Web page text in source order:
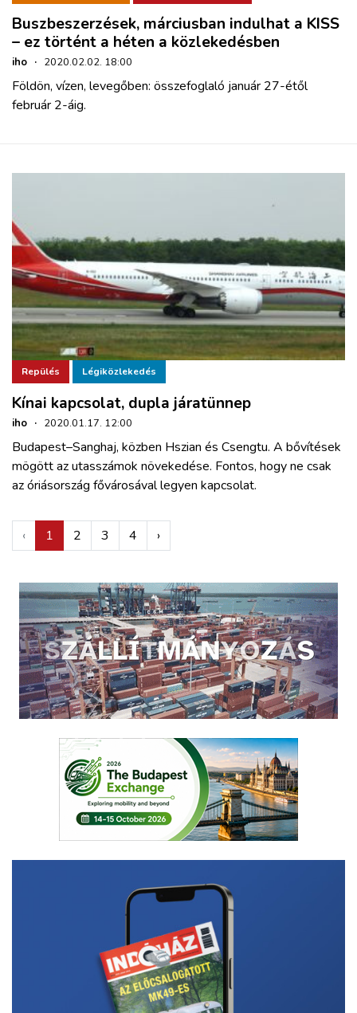
Buszbeszerzések, márciusban indulhat a KISS
– ez történt a héten a közlekedésben
iho · 2020.02.02. 18:00
Földön, vízen, levegőben: összefoglaló január 27-étől
február 2-áig.
Repülés Légiközlekedés
Kínai kapcsolat, dupla járatünnep
iho · 2020.01.17. 12:00
Budapest–Sanghaj, közben Hszian és Csengtu. A bővítések
mögött az utasszámok növekedése. Fontos, hogy ne csak
az óriásország fővárosával legyen kapcsolat.
‹ 1 2 3 4 ›